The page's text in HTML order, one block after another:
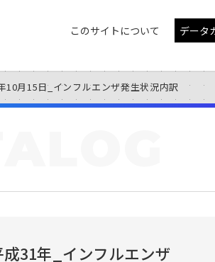
このサイトについて データ
10月15日_インフルエンザ発生状況内訳
31年_インフルエンザ